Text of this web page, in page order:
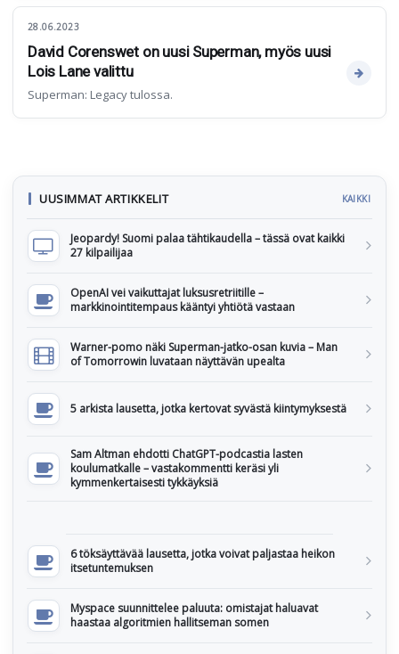
28.06.2023
David Corenswet on uusi Superman, myös uusi
Lois Lane valittu
Superman: Legacy tulossa.
UUSIMMAT ARTIKKELIT KAIKKI
Jeopardy! Suomi palaa tähtikaudella – tässä ovat kaikki
27 kilpailijaa
OpenAI vei vaikuttajat luksusretriitille –
markkinointitempaus kääntyi yhtiötä vastaan
Warner-pomo näki Superman-jatko-osan kuvia – Man
of Tomorrowin luvataan näyttävän upealta
5 arkista lausetta, jotka kertovat syvästä kiintymyksestä
Sam Altman ehdotti ChatGPT-podcastia lasten
koulumatkalle – vastakommentti keräsi yli
kymmenkertaisesti tykkäyksiä
6 töksäyttävää lausetta, jotka voivat paljastaa heikon
itsetuntemuksen
Myspace suunnittelee paluuta: omistajat haluavat
haastaa algoritmien hallitseman somen